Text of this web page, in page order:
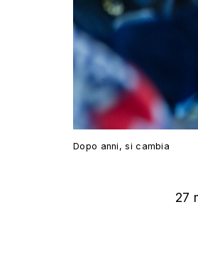
Dopo anni, si cambia
27